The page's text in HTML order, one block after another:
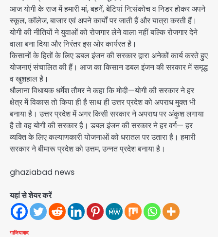
आज योगी के राज में हमारी मां, बहनें, बेटियां नि:संकोच व निडर होकर अपने
स्कूल, कॉलेज, बाजार एवं अपने कार्यों पर जाती हैं और यात्रा करती हैं।
योगी की नीतियों ने युवाओं को रोजगार लेने वाला नहीं बल्कि रोजगार देने
वाला बना दिया और निरंतर इस ओर कार्यरत है।
किसानों के हितों के लिए डबल इंजन की सरकार द्वारा अनेकों कार्य करते हुए
योजनाएं संचालित की हैं। आज का किसान डबल इंजन की सरकार में समृद्ध
व खुशहाल है।
धौलाना विधायक धर्मेश तौमर ने कहा कि मोदी—योगी की सरकार ने हर
क्षेत्र में विकास तो किया ही है साथ ही उत्तर प्रदेश को अपराध मुक्त भी
बनाया है। उत्तर प्रदेश में अगर किसी सरकार ने अपराध पर अंकुश लगाया
है तो वह योगी की सरकार है। डबल इंजन की सरकार ने हर वर्ग— हर
व्यक्ति के लिए कल्याणकारी योजनाओं को धरातल पर उतारा है। हमारी
सरकार ने बीमारू प्रदेश को उत्तम, उन्नत प्रदेश बनाया है।
ghaziabad news
यहां से शेयर करें
गाजियाबाद